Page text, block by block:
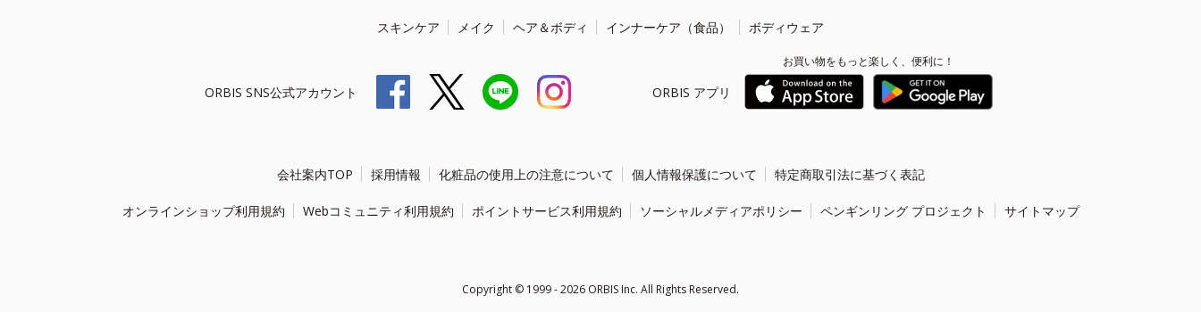
スキンケア メイク ヘア＆ボディ インナーケア（食品） ボディウェア
ORBIS SNS公式アカウント ORBIS アプリ
お買い物をもっと楽しく、便利に！
会社案内TOP 採用情報 化粧品の使用上の注意について 個人情報保護について 特定商取引法に基づく表記
オンラインショップ利用規約 Webコミュニティ利用規約 ポイントサービス利用規約 ソーシャルメディアポリシー ペンギンリング プロジェクト サイトマップ
Copyright © 1999 - 2026 ORBIS Inc. All Rights Reserved.